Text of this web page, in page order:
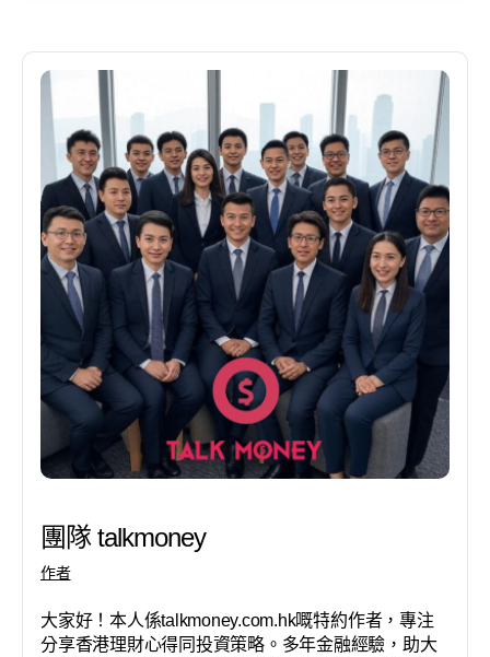
團隊 talkmoney
作者
大家好！本人係talkmoney.com.hk嘅特約作者，專注
分享香港理財心得同投資策略。多年金融經驗，助大